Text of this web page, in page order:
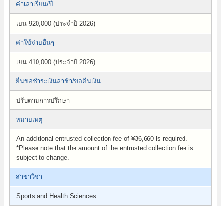
ค่าเล่าเรียน/ปี
เยน 920,000 (ประจำปี 2026)
ค่าใช้จ่ายอื่นๆ
เยน 410,000 (ประจำปี 2026)
ยื่นขอชำระเงินล่าช้า/ขอคืนเงิน
ปรับตามการปรึกษา
หมายเหตุ
An additional entrusted collection fee of ¥36,660 is required.
*Please note that the amount of the entrusted collection fee is
subject to change.
สาขาวิชา
Sports and Health Sciences